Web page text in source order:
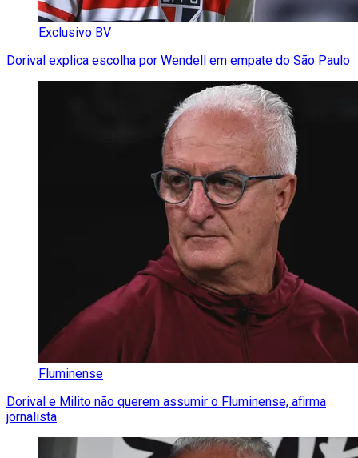
Exclusivo BV
Dorival explica escolha por Wendell em empate do São Paulo
Fluminense
Dorival e Milito não querem assumir o Fluminense, afirma
jornalista